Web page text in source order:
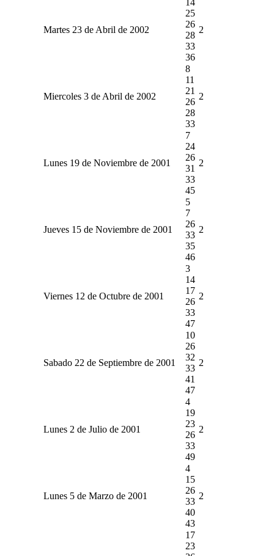
Martes 23 de Abril de 2002
25
26
28
33
36
2
Miercoles 3 de Abril de 2002
8
11
21
26
28
33
2
Lunes 19 de Noviembre de 2001
7
24
26
31
33
45
2
Jueves 15 de Noviembre de 2001
5
7
26
33
35
46
2
Viernes 12 de Octubre de 2001
3
14
17
26
33
47
2
Sabado 22 de Septiembre de 2001
10
26
32
33
41
47
2
Lunes 2 de Julio de 2001
4
19
23
26
33
49
2
Lunes 5 de Marzo de 2001
4
15
26
33
40
43
2
17
23